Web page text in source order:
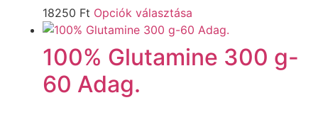
18250 Ft Opciók választása
100% Glutamine 300 g-
60 Adag.